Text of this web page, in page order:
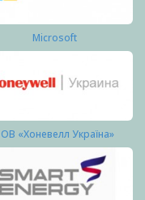
Microsoft
«Хоневелл Україна»